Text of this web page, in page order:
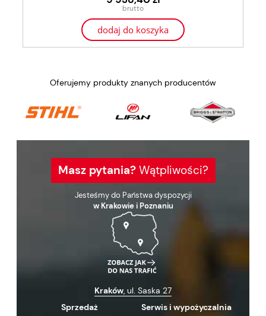
dodaj do koszyka
Oferujemy produkty znanych producentów
Masz pytania?Wątpliwości?
Jesteśmy do Państwa dyspozycji
w Krakowie i Poznaniu
Kraków , ul. Saska 27
Sprzedaż
Serwis i wypożyczalnia